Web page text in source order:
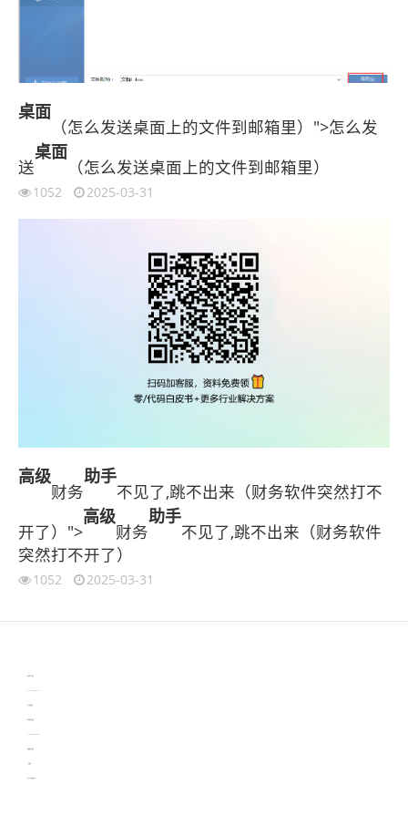
桌面
（怎么发送桌面上的文件到邮箱里）">怎么发
送
桌面
（怎么发送桌面上的文件到邮箱里）
1052 2025-03-31
高级
财务
助手
不见了,跳不出来（财务软件突然打不
开了）">
高级
财务
助手
不见了,跳不出来（财务软件
突然打不开了）
1052 2025-03-31